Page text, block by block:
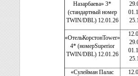
Назарбаева» 3*
(стандартный номер
TWIN/DBL) 12.01.26
«ОтельКорстонTower»
4* (номерSuperior
TWIN/DBL) 12.01.26
«Сулейман Палас